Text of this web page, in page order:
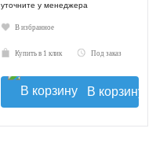
уточните у менеджера
В избранное
Купить в 1 клик Под заказ
В корзину